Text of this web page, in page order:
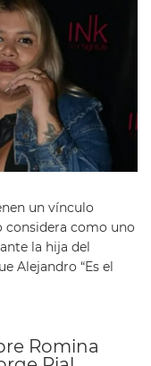
un vínculo
considera como uno
la hija del
Alejandro “Es el
Romina